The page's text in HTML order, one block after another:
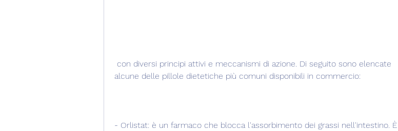
alcune delle pillole dietetiche più comuni disponibili in commercio:
- Orlistat: è un farmaco che blocca l'assorbimento dei grassi nell'intestino. È